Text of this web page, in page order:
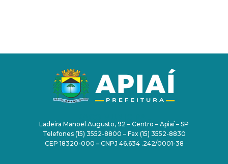
Ladeira Manoel Augusto, 92 – Centro – Apiaí – SP
Telefones (15) 3552-8800 – Fax (15) 3552-8830
CEP 18320-000 – CNPJ 46.634 .242/0001-38